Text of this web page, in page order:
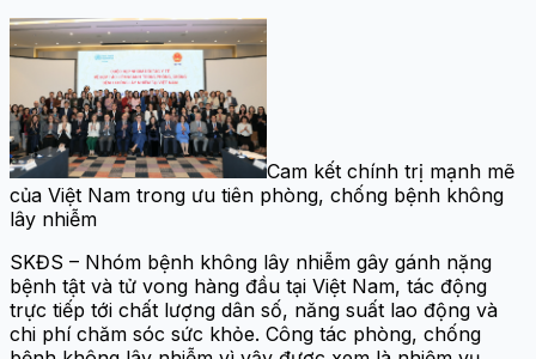
Cam kết chính trị mạnh mẽ
của Việt Nam trong ưu tiên phòng, chống bệnh không
lây nhiễm
SKĐS – Nhóm bệnh không lây nhiễm gây gánh nặng
bệnh tật và tử vong hàng đầu tại Việt Nam, tác động
trực tiếp tới chất lượng dân số, năng suất lao động và
chi phí chăm sóc sức khỏe. Công tác phòng, chống